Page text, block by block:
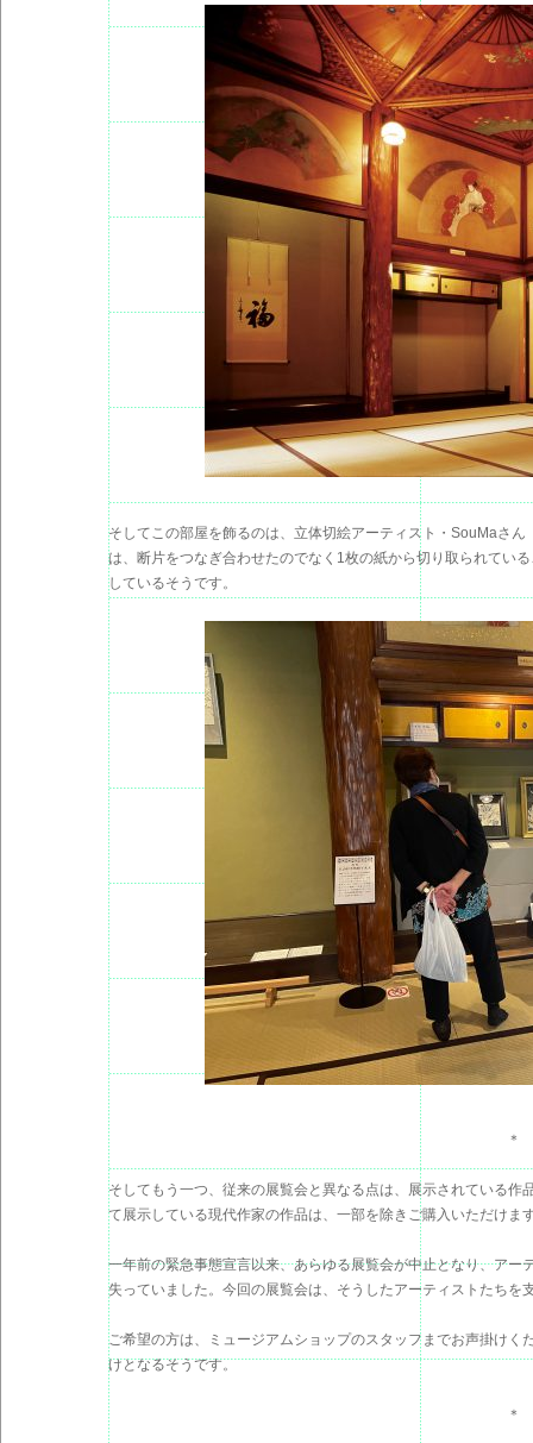
そしてこの部屋を飾るのは、立体切絵アーティスト・SouMaさ
は、断片をつなぎ合わせたのでなく1枚の紙から切り取られてい
しているそうです。
＊
そしてもう一つ、従来の展覧会と異なる点は、展示されている
て展示している現代作家の作品は、一部を除きご購入いただけま
一年前の緊急事態宣言以来、あらゆる展覧会が中止となり、ア
失っていました。今回の展覧会は、そうしたアーティストたちを
ご希望の方は、ミュージアムショップのスタッフまでお声掛け
けとなるそうです。
＊